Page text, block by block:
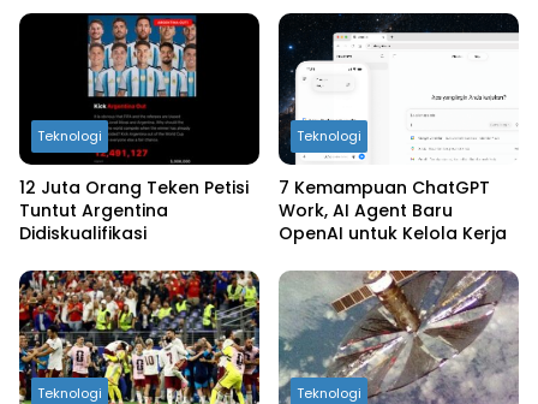
Teknologi
12 Juta Orang Teken Petisi
Tuntut Argentina
Didiskualifikasi
Teknologi
7 Kemampuan ChatGPT
Work, AI Agent Baru
OpenAI untuk Kelola Kerja
Teknologi Teknologi